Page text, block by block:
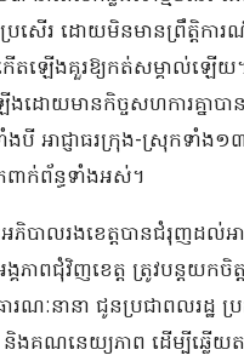
សើរ ដោយមិនមានព្រឹត្តិកា
ឡើងគួរឱ្យកត់សម្គាល់ឡើយ
ងដោយមានកិច្ចសហការគ្នាបា
បី អាជ្ញាធរក្រុង-ស្រុកទាំង១៣
ពាក់ព័ន្ធទាំងអស់។
បាលរងខេត្តបានជំរុញដល់អា
គភាពជុំវិញខេត្ត ត្រូវបន្តយកចិ
ារណៈនានា ជូនប្រជាពលរដ្ឋ
និងគណនេយ្យភាព ដើម្បីឆ្លើ